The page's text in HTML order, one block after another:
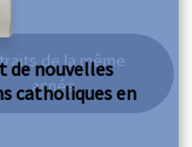
de la même
année
de nouvelles
catholiques en